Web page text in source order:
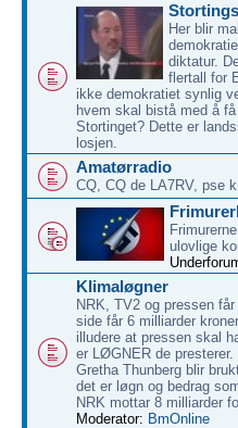
Her blir
diktatur.
flertall for
ikke demokratiet synlig
hvem skal bistå med å
Stortinget? Dette er
losjen.
Amatørradio
CQ, CQ de LA7RV, pse
ulovlige
Klimaløgner
NRK, TV2 og pressen
side får 6 milliarder
illudere at pressen skal
er LØGNER de presterer.
Gretha Thunberg blir
det er løgn og bedrag
NRK mottar 8 milliarder
Moderator: BmOnline